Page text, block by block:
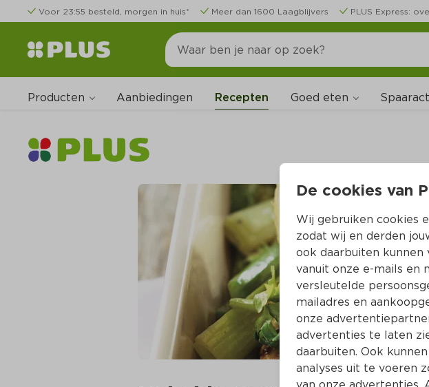
Voor 23:55 besteld, morgen in huis* Meer dan 1600 Laagblijvers PLUS Express:
Producten Aanbiedingen Recepten Goed eten
De cookies van
Wij gebruiken cookies
zodat wij en derden
ook daarbuiten
vanuit onze e-mails en
versleutelde
mailadres en
onze
advertenties te laten
daarbuiten. Ook
analyses uit te voeren